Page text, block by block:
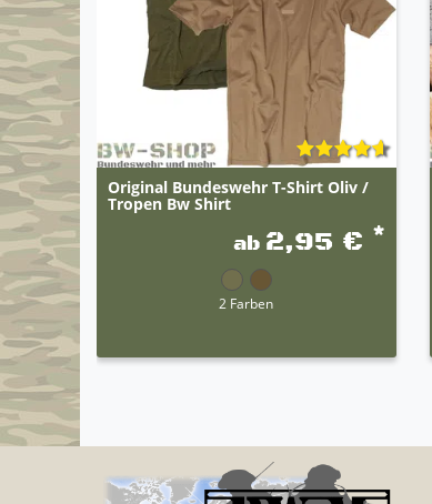
Original Bundeswehr T-Shirt Oliv /
Tropen Bw Shirt
ab 2,95 € *
2 Farben